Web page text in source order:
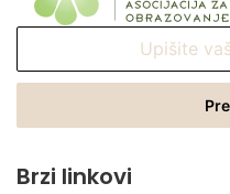
Email
Brzi linkovi